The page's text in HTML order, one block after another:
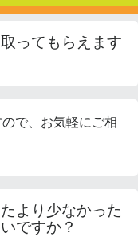
ってもらえます
で、お気軽にご相
より少なかった
ですか？